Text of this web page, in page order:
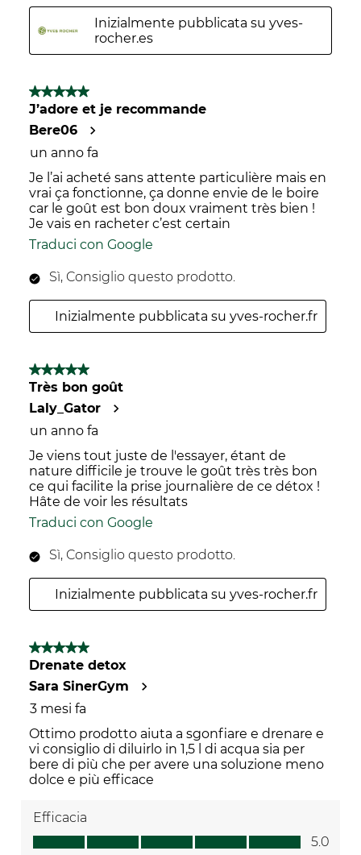
Inizialmente pubblicata su yves-
rocher.es
5 su 5 stelle.
J’adore et je recommande
Bere06
un anno fa
Je l’ai acheté sans attente particulière mais en
vrai ça fonctionne, ça donne envie de le boire
car le goût est bon doux vraiment très bien !
Je vais en racheter c’est certain
Traduci con Google
Sì, Consiglio questo prodotto.
Inizialmente pubblicata su yves-rocher.fr
5 su 5 stelle.
Très bon goût
Laly_Gator
un anno fa
Je viens tout juste de l'essayer, étant de
nature difficile je trouve le goût très très bon
ce qui facilite la prise journalière de ce détox !
Hâte de voir les résultats
Traduci con Google
Sì, Consiglio questo prodotto.
Inizialmente pubblicata su yves-rocher.fr
5 su 5 stelle.
Drenate detox
Sara SinerGym
3 mesi fa
Ottimo prodotto aiuta a sgonfiare e drenare e
vi consiglio di diluirlo in 1,5 l di acqua sia per
bere di più che per avere una soluzione meno
dolce e più efficace
Efficacia
Efficacia, 5.0 su 5
5.0